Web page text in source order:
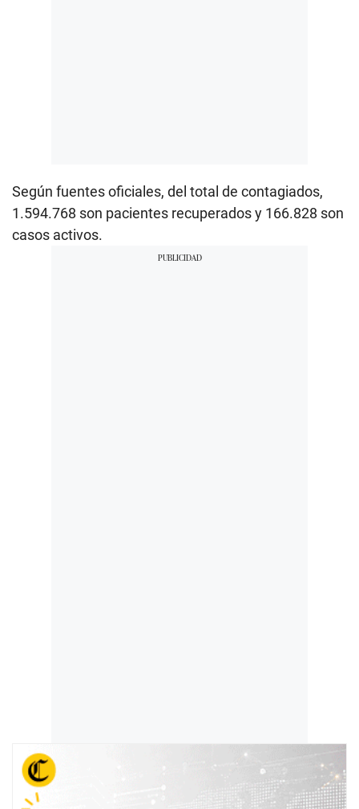
Según fuentes oficiales, del total de contagiados,
1.594.768 son pacientes recuperados y 166.828 son
casos activos.